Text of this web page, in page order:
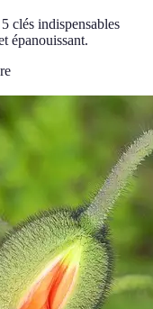
clés indispensables
épanouissant.